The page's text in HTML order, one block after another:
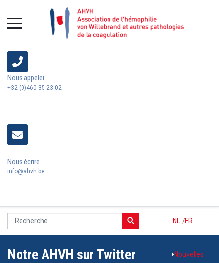
Nous appeler
+32 (0)460 35 23 02
Nous écrire
info@ahvh.be
NL FR
/
Notre AHVH sur Twitter Nouvelles